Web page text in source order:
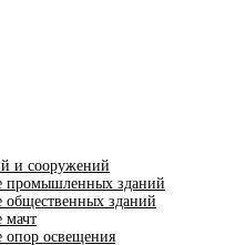
и сооружений
промышленных зданий
общественных зданий
мачт
опор освещения